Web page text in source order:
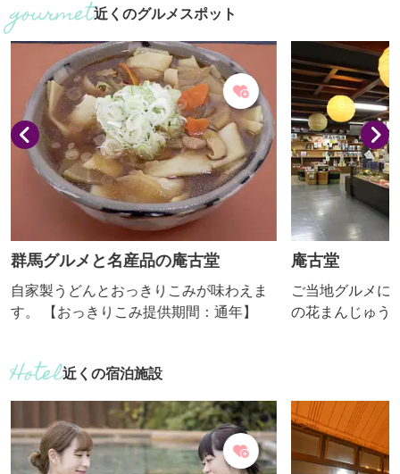
ども販売しています。近くのグルメスポット
群馬グルメと名産品の庵古堂
自家製うどんとおっきりこみが味わえま
す。 【おっきりこみ提供期間：通年】
庵古堂
ご当地グルメに
の花まんじゅう
りください。
近くの宿泊施設